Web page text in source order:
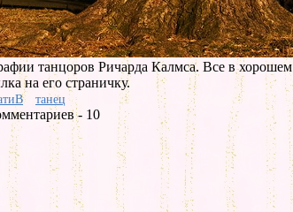
танцоров Ричарда Калмса. Все в хорошем
на его страничку.
танец
- 10